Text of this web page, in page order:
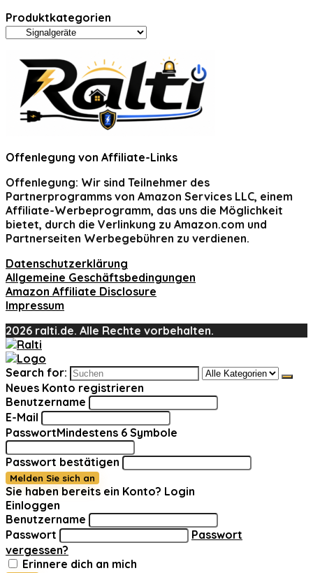
Produktkategorien
Offenlegung von Affiliate-Links
Offenlegung: Wir sind Teilnehmer des
Partnerprogramms von Amazon Services LLC, einem
Affiliate-Werbeprogramm, das uns die Möglichkeit
bietet, durch die Verlinkung zu Amazon.com und
Partnerseiten Werbegebühren zu verdienen.
Datenschutzerklärung
Allgemeine Geschäftsbedingungen
Amazon Affiliate Disclosure
Impressum
2026 ralti.de. Alle Rechte vorbehalten.
Search for:
Neues Konto registrieren
Benutzername
E-Mail
PasswortMindestens 6 Symbole
Passwort bestätigen
Melden Sie sich an
Sie haben bereits ein Konto? Login
Einloggen
Benutzername
Passwort
Passwort
vergessen?
Erinnere dich an mich